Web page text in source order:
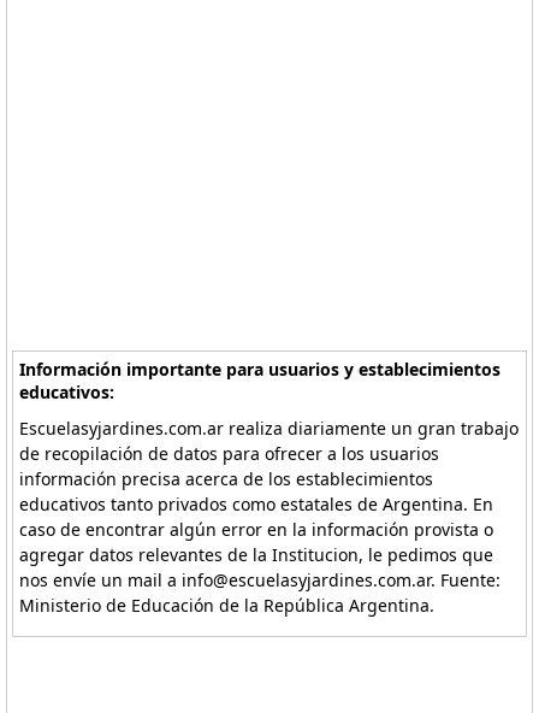
Información importante para usuarios y establecimientos
educativos:
Escuelasyjardines.com.ar realiza diariamente un gran trabajo
de recopilación de datos para ofrecer a los usuarios
información precisa acerca de los establecimientos
educativos tanto privados como estatales de Argentina. En
caso de encontrar algún error en la información provista o
agregar datos relevantes de la Institucion, le pedimos que
nos envíe un mail a info@escuelasyjardines.com.ar. Fuente:
Ministerio de Educación de la República Argentina.